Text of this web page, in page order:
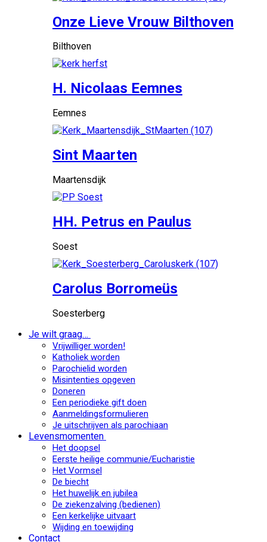
Onze Lieve Vrouw Bilthoven
Bilthoven
H. Nicolaas Eemnes
Eemnes
Sint Maarten
Maartensdijk
HH. Petrus en Paulus
Soest
Carolus Borromeüs
Soesterberg
Je wilt graag…
Vrijwilliger worden!
Katholiek worden
Parochielid worden
Misintenties opgeven
Doneren
Een periodieke gift doen
Aanmeldingsformulieren
Je uitschrijven als parochiaan
Levensmomenten
Het doopsel
Eerste heilige communie/Eucharistie
Het Vormsel
De biecht
Het huwelijk en jubilea
De ziekenzalving (bedienen)
Een kerkelijke uitvaart
Wijding en toewijding
Contact